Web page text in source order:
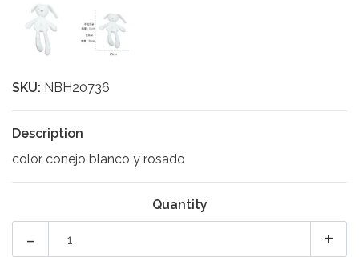
SKU: NBH20736
Description
color conejo blanco y rosado
Quantity
+
-